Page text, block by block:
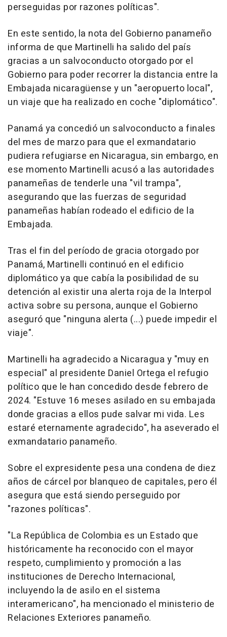
perseguidas por razones políticas".
En este sentido, la nota del Gobierno panameño
informa de que Martinelli ha salido del país
gracias a un salvoconducto otorgado por el
Gobierno para poder recorrer la distancia entre la
Embajada nicaragüense y un "aeropuerto local",
un viaje que ha realizado en coche "diplomático".
Panamá ya concedió un salvoconducto a finales
del mes de marzo para que el exmandatario
pudiera refugiarse en Nicaragua, sin embargo, en
ese momento Martinelli acusó a las autoridades
panameñas de tenderle una "vil trampa",
asegurando que las fuerzas de seguridad
panameñas habían rodeado el edificio de la
Embajada.
Tras el fin del período de gracia otorgado por
Panamá, Martinelli continuó en el edificio
diplomático ya que cabía la posibilidad de su
detención al existir una alerta roja de la Interpol
activa sobre su persona, aunque el Gobierno
aseguró que "ninguna alerta (...) puede impedir el
viaje".
Martinelli ha agradecido a Nicaragua y "muy en
especial" al presidente Daniel Ortega el refugio
político que le han concedido desde febrero de
2024. "Estuve 16 meses asilado en su embajada
donde gracias a ellos pude salvar mi vida. Les
estaré eternamente agradecido", ha aseverado el
exmandatario panameño.
Sobre el expresidente pesa una condena de diez
años de cárcel por blanqueo de capitales, pero él
asegura que está siendo perseguido por
"razones políticas".
"La República de Colombia es un Estado que
históricamente ha reconocido con el mayor
respeto, cumplimiento y promoción a las
instituciones de Derecho Internacional,
incluyendo la de asilo en el sistema
interamericano", ha mencionado el ministerio de
Relaciones Exteriores panameño.